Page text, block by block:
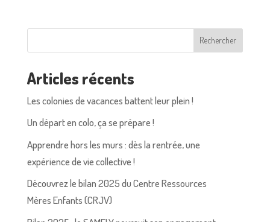
Rechercher
Articles récents
Les colonies de vacances battent leur plein !
Un départ en colo, ça se prépare !
Apprendre hors les murs : dès la rentrée, une
expérience de vie collective !
Découvrez le bilan 2025 du Centre Ressources
Mères Enfants (CRJV)